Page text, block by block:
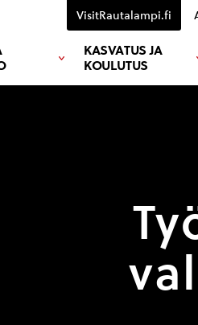
KASVATUS JA
KOULUTUS
VisitRautalampi.fi